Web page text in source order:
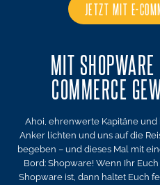
JETZT MIT E-
MIT
COMMERCE
Ahoi, ehrenwerte Kapitäne und
Anker lichten und uns auf die
begeben – und dieses Mal mit
Bord: Shopware! Wenn Ihr
Shopware ist, dann haltet Euch